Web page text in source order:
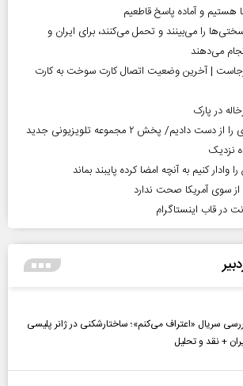
و آماده پاسخ قاطعیم
را می‌بینند و تحمل می‌کنند، برای ایران و
می‌دهند
پابرجاست | آخرین وضعیت اتصال کارت سوخت به کارت
هنرمند منحصر‌به‌فردی را از دست دادیم/ پخش ۲ مجموعه تلویزیونی جدید
نزدیک
وادار کنیم به آنچه امضا کرده پایبند بماند
از سوی آمریکا صحت ندارد
در قاب اینستاگرام
سریال «اعتراف می‌کنم»؛ ساختارشکنی در ژانر پلیسی
+ نقد و تحلیل